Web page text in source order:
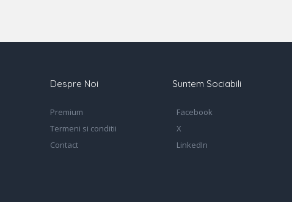
Despre Noi
Premium
Termeni si conditii
Contact
Suntem Sociabili
Facebook
X
LinkedIn